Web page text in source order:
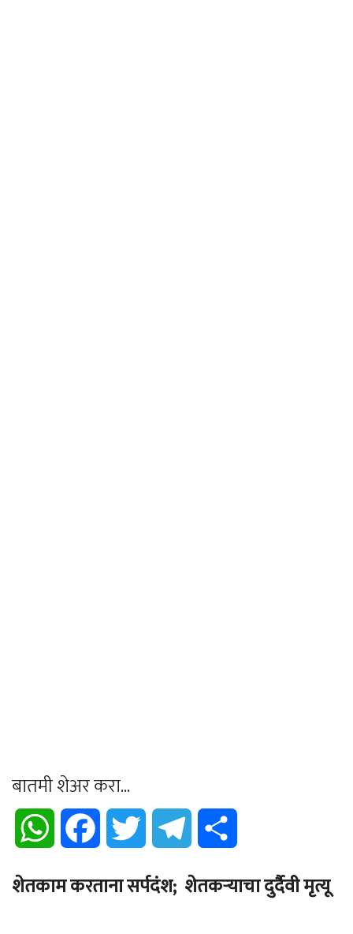
बातमी शेअर करा...
WhatsApp Facebook Twitter Telegram
शेतकाम करताना सर्पदंश; शेतकऱ्याचा दुर्दैवी मृत्यू